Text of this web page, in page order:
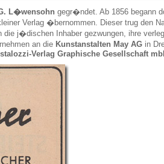
L�wensohn gegr�ndet. Ab 1856 begann
Verlag �bernommen. Dieser trug den
j�dischen Inhaber gezwungen, ihre
an die Kunstanstalten May AG in
Verlag Graphische Gesellschaft